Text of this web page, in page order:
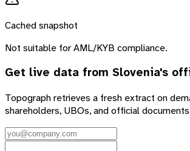
Cached snapshot
Not suitable for AML/KYB compliance.
Get live data from Slovenia's
Topograph retrieves a fresh extract on
shareholders, UBOs, and official